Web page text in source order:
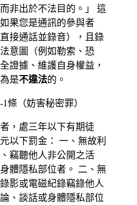
非出於不法目的。」 這
果您是通訊的參與者
接通話並錄音），且錄
意圖（例如勒索、恐
證據、維護自身權益，
是不違法的。
條（妨害秘密罪）
，處三年以下有期徒
以下罰金： 一、無故利
竊聽他人非公開之活
體隱私部位者。 二、無
影或電磁紀錄竊錄他人
、談話或身體隱私部位